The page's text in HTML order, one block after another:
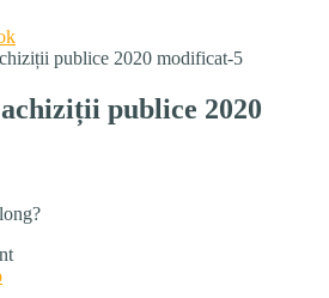
publice 2020 modificat-5
publice 2020